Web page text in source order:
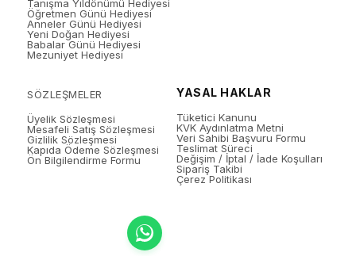
Tanışma Yıldönümü Hediyesi
Öğretmen Günü Hediyesi
Anneler Günü Hediyesi
Yeni Doğan Hediyesi
Babalar Günü Hediyesi
Mezuniyet Hediyesi
SÖZLEŞMELER
Üyelik Sözleşmesi
Mesafeli Satış Sözleşmesi
Gizlilik Sözleşmesi
Kapıda Ödeme Sözleşmesi
Ön Bilgilendirme Formu
YASAL HAKLAR
Tüketici Kanunu
KVK Aydınlatma Metni
Veri Sahibi Başvuru Formu
Teslimat Süreci
Değişim / İptal / İade Koşulları
Sipariş Takibi
Çerez Politikası